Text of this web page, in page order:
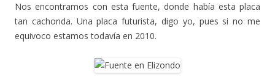
Nos encontramos con esta fuente, donde había esta placa
tan cachonda. Una placa futurista, digo yo, pues si no me
equivoco estamos todavía en 2010.